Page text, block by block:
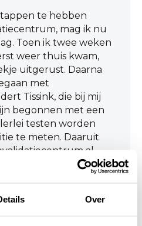
Over
te hebben
mag ik nu
Toen ik twee weken
weer thuis kwam,
uitgerust. Daarna
met
Tissink, die bij mij
begonnen met een
testen worden
te meten. Daaruit
al
Ik kon
lopen tijdens de
daarbij nog ervaar.
om rustig op te